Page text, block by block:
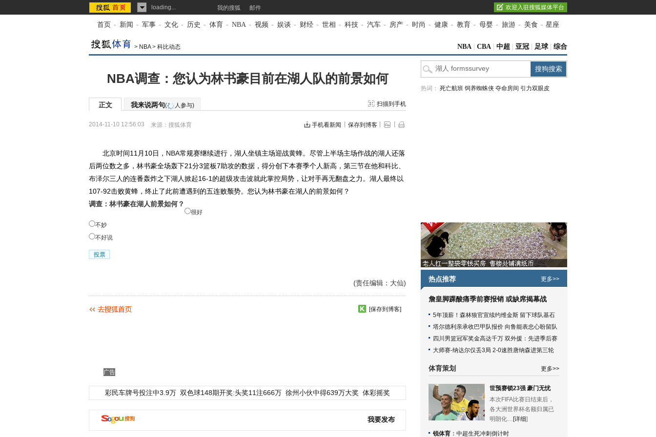
loading... 我的搜狐 邮件 欢迎入驻搜狐媒体平台
首页 - 新闻 - 军事 - 文化 - 历史 - 体育 - NBA - 视频 - 娱谈 - 财经 - 世相 - 科技 - 汽车 - 房产 - 时尚 - 健康 - 教育 - 母婴 - 旅游 - 美食 - 星座
> NBA> 科比动态 NBA CBA 中超 亚冠 足球 综合
NBA调查：您认为林书豪目前在湖人队的前景如何
正文 我来说两句( 人参与) 扫描到手机
2014-11-10 12:56:03 来源： 搜狐体育 手机看新闻 保存到博客
北京时间11月10日， NBA常规赛继续进行，湖人坐镇主场迎战黄蜂。尽管上半场主场作战的湖人还落
后两位数之多，林书豪全场轰下21分3篮板7助攻的数据，得分创下本赛季个人新高，第三节在他和科比
布泽尔三人的连番轰炸之下湖人掀起16-1的超级攻击波就此掌控局势，让对手再无翻盘之力。湖人最终以
107-92击败黄蜂，终止了此前遭遇到的五连败颓势。您认为林书豪在湖人的前景如何？
调查：林书豪在湖人前景如何？
很好
不妙
不好说
(责任编辑：大仙)
[保存到博客]
广告
彩民车牌号投注中3.9万 双色球148期开奖:头奖11注666万 徐州小伙中得639万大奖 体彩摇奖
我要发布
热词： 死亡航班 饲养蜘蛛侠 夺命房间 引力双眼皮
热点推荐 更多>>
詹皇脚踝酸痛季前赛报销 或缺席揭幕战
5年顶薪！森林狼官宣续约维金斯 留下球队基石
塔尔德利亲承收巴甲队报价 向鲁能表忠心盼留队
四川男篮冠军奖金高达千万 双外援：先进季后赛
大师赛-纳达尔仅丢3局 2-0速胜唐纳森进第三轮
体育策划 更多>>
世预赛锁23强 豪门无忧
本次FIFA比赛日结束后，
各大洲世界杯名额归属已
明朗化… [详细]
锐体育 ： 中超生死冲刺倒计时